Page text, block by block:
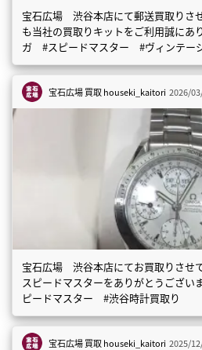
宝石広場 渋谷本店にて郵送買取りさ
も当社の買取りキットをご利用誠にあ
ガ #スピードマスター #ヴィンテー
宝石広場 買取houseki_kaitori 2026/
宝石広場 渋谷本店にてお買取りさせ
スピードマスターをありがとうござ
ピードマスター #渋谷時計買取り
宝石広場 買取houseki_kaitori 2025/